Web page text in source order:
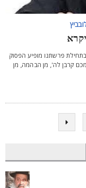
פרשתנו מופיע הפסוק
קרבן לה', מן הבהמה, מן